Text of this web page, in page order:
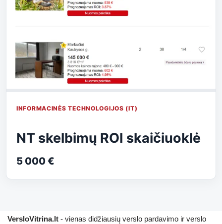
INFORMACINĖS TECHNOLOGIJOS (IT)
NT skelbimų ROI skaičiuoklė
5 000 €
VersloVitrina.lt - vienas didžiausių verslo pardavimo ir verslo